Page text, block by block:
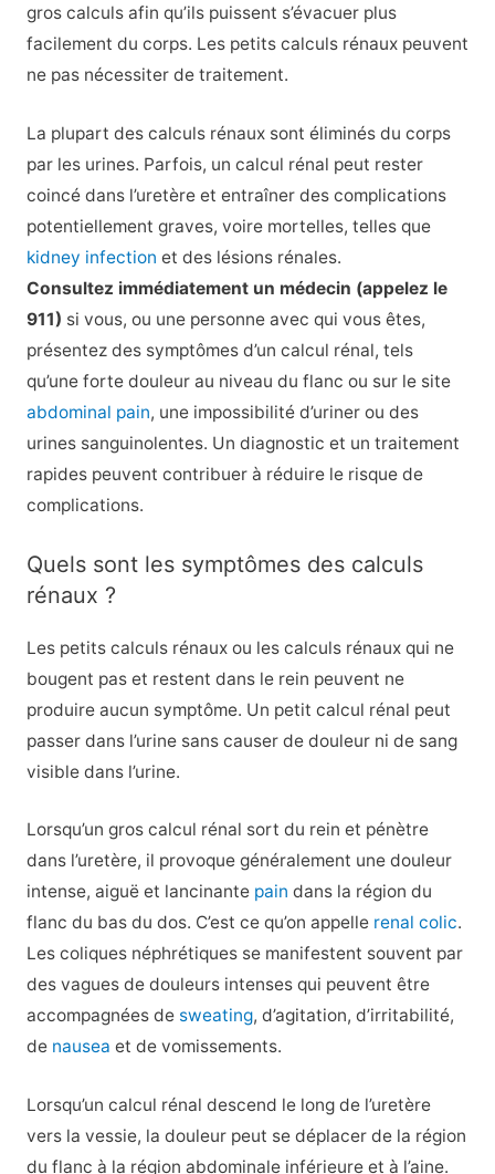
gros calculs afin qu’ils puissent s’évacuer plus
facilement du corps. Les petits calculs rénaux peuvent
ne pas nécessiter de traitement.
La plupart des calculs rénaux sont éliminés du corps
par les urines. Parfois, un calcul rénal peut rester
coincé dans l’uretère et entraîner des complications
potentiellement graves, voire mortelles, telles que
kidney infection et des lésions rénales.
Consultez immédiatement un médecin (appelez le
911) si vous, ou une personne avec qui vous êtes,
présentez des symptômes d’un calcul rénal, tels
qu’une forte douleur au niveau du flanc ou sur le site
abdominal pain, une impossibilité d’uriner ou des
urines sanguinolentes. Un diagnostic et un traitement
rapides peuvent contribuer à réduire le risque de
complications.
Quels sont les symptômes des calculs
rénaux ?
Les petits calculs rénaux ou les calculs rénaux qui ne
bougent pas et restent dans le rein peuvent ne
produire aucun symptôme. Un petit calcul rénal peut
passer dans l’urine sans causer de douleur ni de sang
visible dans l’urine.
Lorsqu’un gros calcul rénal sort du rein et pénètre
dans l’uretère, il provoque généralement une douleur
intense, aiguë et lancinante pain dans la région du
flanc du bas du dos. C’est ce qu’on appelle renal colic.
Les coliques néphrétiques se manifestent souvent par
des vagues de douleurs intenses qui peuvent être
accompagnées de sweating, d’agitation, d’irritabilité,
de nausea et de vomissements.
Lorsqu’un calcul rénal descend le long de l’uretère
vers la vessie, la douleur peut se déplacer de la région
du flanc à la région abdominale inférieure et à l’aine.